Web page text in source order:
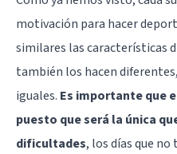
motivación para hacer
similares las características
también los hacen
iguales. Es importante que
puesto que será la única
dificultades, los días que